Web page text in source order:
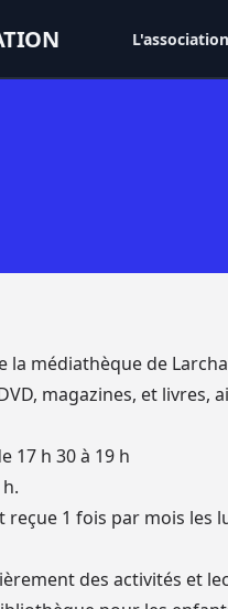
L'association
la médiathèque de
magazines, et livres,
17 h 30 à 19 h
reçue 1 fois par mois les
des activités et